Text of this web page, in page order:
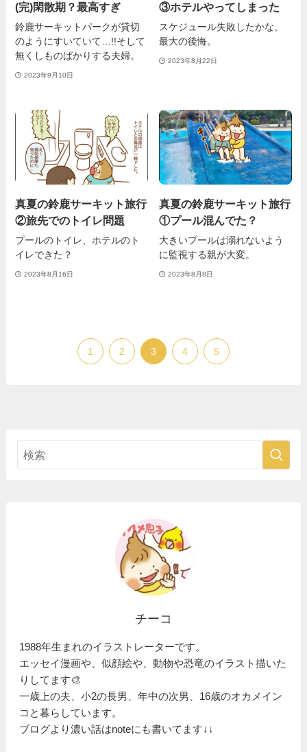
(完)閑散期？最高すぎ
鈴鹿サーキットパークが貸切
のようにすいていて…!!そして
無くしものばかりする夫婦。
2023年9月10日
③ホテルやってしまった
スケジュール失敗したかな。
最大の後悔。
2023年8月22日
真夏の鈴鹿サーキット旅行
②旅先でのトイレ問題
プールのトイレ、ホテルのト
イレできた？
2023年8月16日
真夏の鈴鹿サーキット旅行
①プール混んでた？
大きいプールは溺れないよう
に監視する親が大変。
2023年8月8日
1 2 3 4 5
チーコ
1988年生まれのイラストレーターです。
エッセイ漫画や、似顔絵や、動物や恐竜のイラスト描いた
りしてます🎨
一歳上の夫、小2の長男、年中の次男、16歳のオカメイン
コと暮らしています。
ブログより濃い話はnoteにも書いてます↓↓